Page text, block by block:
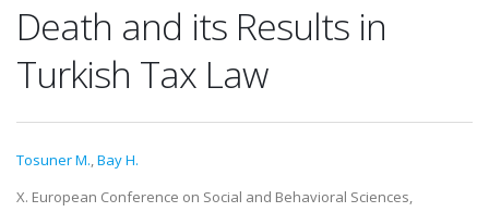
Death and its Results in
Turkish Tax Law
Tosuner M.,Bay H.
X. European Conference on Social and Behavioral Sciences,